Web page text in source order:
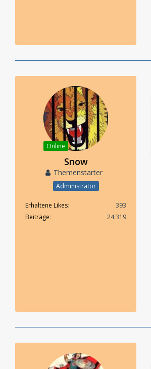
Online
Snow
Themenstarter
Administrator
Erhaltene Likes
393
Beiträge
24.319